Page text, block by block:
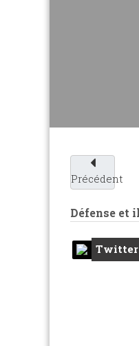
Précédent
Défense et
Twitter